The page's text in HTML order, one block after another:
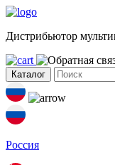
Дистрибьютор
Каталог
Россия